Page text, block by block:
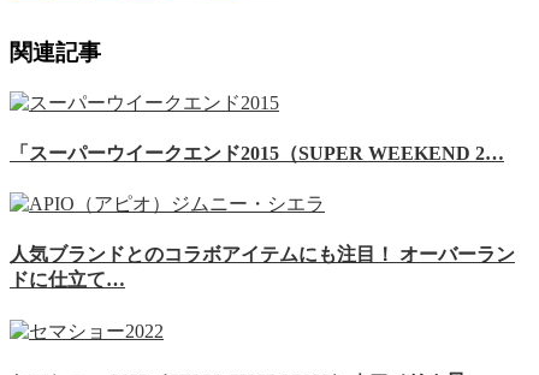
関連記事
「スーパーウイークエンド2015（SUPER WEEKEND 2…
人気ブランドとのコラボアイテムにも注目！ オーバーラン
ドに仕立て…